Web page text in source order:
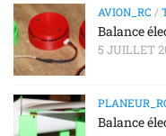
AVION_RC /
Balance
5 JUILLET
Balance